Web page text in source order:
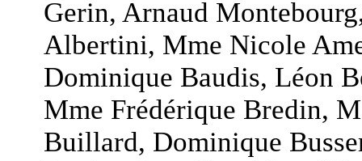
Gerin, Arnaud
Albertini, Mme Nicole
Dominique Baudis, Léon
Mme Frédérique Bredin,
Buillard, Dominique